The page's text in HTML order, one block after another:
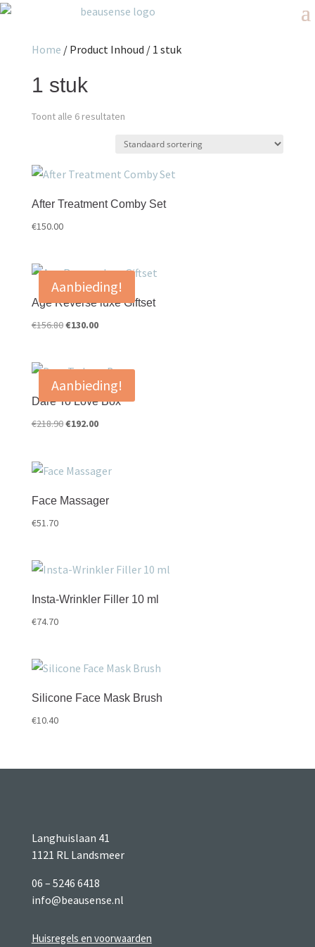
Home / Product Inhoud / 1 stuk
1 stuk
Toont alle 6 resultaten
After Treatment Comby Set
€150.00
Aanbieding!
Age Reverse luxe Giftset
€156.80Oorspronkelijke
€156.80.
€130.00Huidige
€130.00.
Aanbieding!
Dare To Love Box
€218.90Oorspronkelijke
€218.90.
€192.00Huidige
€192.00.
Face Massager
€51.70
Insta-Wrinkler Filler 10 ml
€74.70
Silicone Face Mask Brush
€10.40
Langhuislaan 41
1121 RL Landsmeer
06 – 5246 6418
info@beausense.nl
Huisregels en voorwaarden